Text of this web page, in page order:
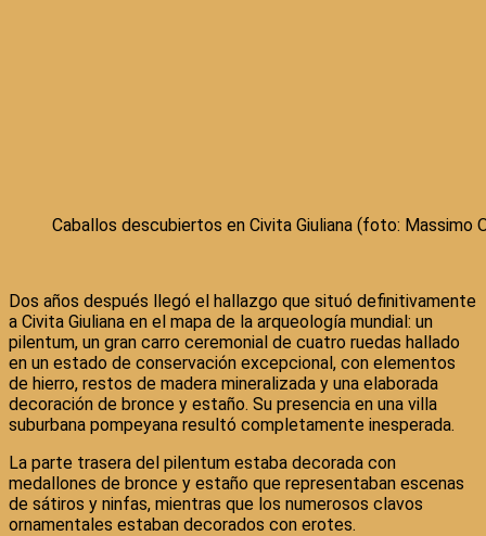
Caballos descubiertos en Civita Giuliana (foto: Massimo
Dos años después llegó el hallazgo que situó definitivamente
a Civita Giuliana en el mapa de la arqueología mundial: un
pilentum, un gran carro ceremonial de cuatro ruedas hallado
en un estado de conservación excepcional, con elementos
de hierro, restos de madera mineralizada y una elaborada
decoración de bronce y estaño. Su presencia en una villa
suburbana pompeyana resultó completamente inesperada.
La parte trasera del pilentum estaba decorada con
medallones de bronce y estaño que representaban escenas
de sátiros y ninfas, mientras que los numerosos clavos
ornamentales estaban decorados con erotes.